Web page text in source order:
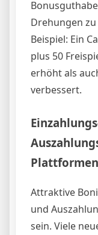
Drehungen
Beispiel: Ein
plus 50
erhöht als
verbessert.
Plattformen
Attraktive
und
sein. Viele